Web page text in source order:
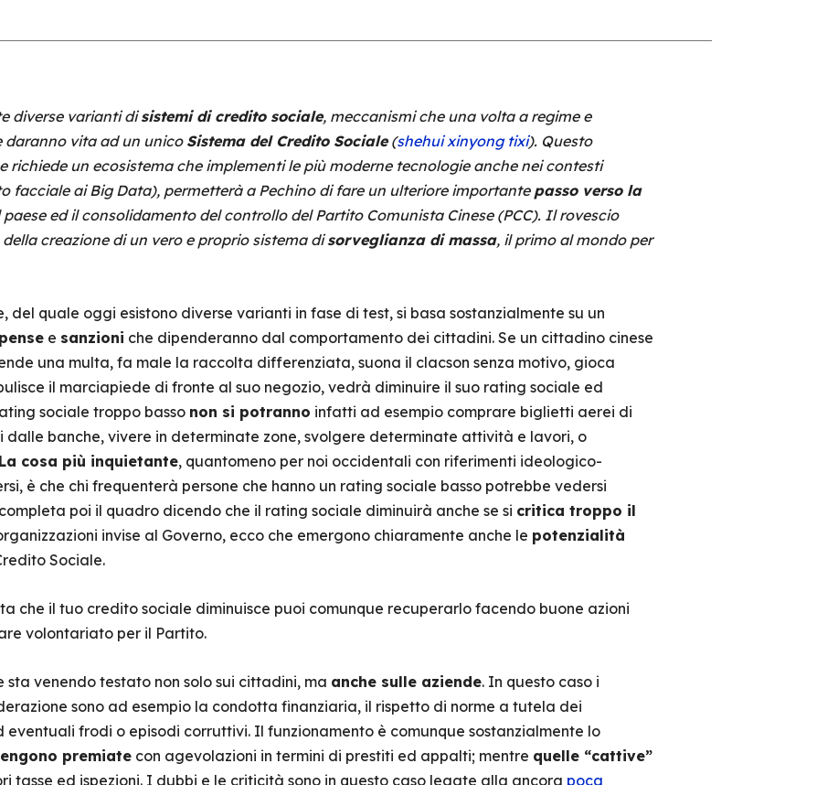
diverse varianti disistemi di credito sociale, meccanismi che una volta a regime e
daranno vita ad un unico Sistema del Credito Sociale(shehui xinyong tixi). Questo
richiede un ecosistema che implementi le più moderne tecnologie anche nei contesti
facciale ai Big Data), permetterà a Pechino di fare un ulteriore importante passo verso la
ed il consolidamento del controllo del Partito Comunista Cinese (PCC). Il rovescio
creazione di un vero e proprio sistema disorveglianza di massa, il primo al mondo per
del quale oggi esistono diverse varianti in fase di test, si basa sostanzialmente su un
e sanzioni che dipenderanno dal comportamento dei cittadini. Se un cittadino cinese
una multa, fa male la raccolta differenziata, suona il clacson senza motivo, gioca
il marciapiede di fronte al suo negozio, vedrà diminuire il suo rating sociale ed
sociale troppo basso non si potranno infatti ad esempio comprare biglietti aerei di
dalle banche, vivere in determinate zone, svolgere determinate attività e lavori, o
La cosa più inquietante, quantomeno per noi occidentali con riferimenti ideologico-
è che chi frequenterà persone che hanno un rating sociale basso potrebbe vedersi
poi il quadro dicendo che il rating sociale diminuirà anche se si critica troppo il
invise al Governo, ecco che emergono chiaramente anche le potenzialità
Sociale.
che il tuo credito sociale diminuisce puoi comunque recuperarlo facendo buone azioni
volontariato per il Partito.
venendo testato non solo sui cittadini, ma anche sulle aziende. In questo caso i
sono ad esempio la condotta finanziaria, il rispetto di norme a tutela dei
eventuali frodi o episodi corruttivi. Il funzionamento è comunque sostanzialmente lo
premiatecon agevolazioni in termini di prestiti ed appalti; mentre quelle “cattive”
tasse ed ispezioni. I dubbi e le criticità sono in questo caso legate alla ancora poca